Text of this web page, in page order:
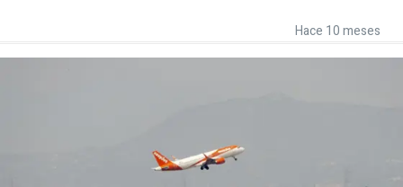
Hace 10 meses